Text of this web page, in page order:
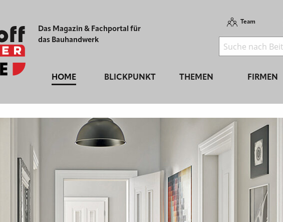
Das Magazin & Fachportal für
das Bauhandwerk
Team
HOME BLICKPUNKT THEMEN FIRMEN